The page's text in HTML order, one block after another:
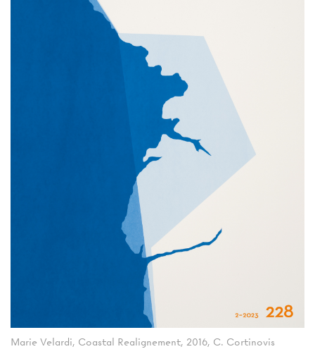
Marie Velardi, Coastal Realignement, 2016, C. Cortinovis